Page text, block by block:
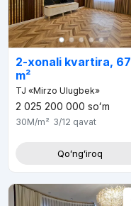
2-xonali kvartira, 67
m²
TJ «Mirzo Ulugbek»
2 025 200 000 soʻm
30M/m² 3/12 qavat
Qoʻngʻiroq